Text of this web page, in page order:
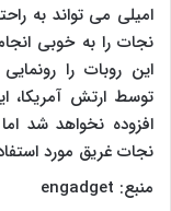
امیلی می تواند به
نجات را به خوبی
این روبات را
توسط ارتش آمریکا،
افزوده نخواهد شد
نجات غریق مورد
منبع: engadget